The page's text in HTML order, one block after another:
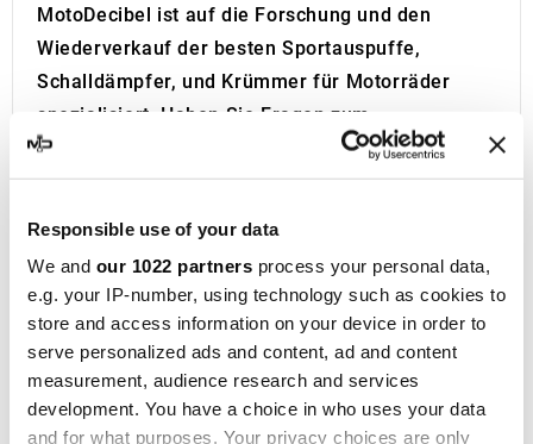
Responsible use of your data
We and our 1022 partners process your personal data,
e.g. your IP-number, using technology such as cookies to
store and access information on your device in order to
serve personalized ads and content, ad and content
measurement, audience research and services
development. You have a choice in who uses your data
and for what purposes. Your privacy choices are only
MotoDecibel ist auf die Forschung und den
Wiederverkauf der besten Sportauspuffe,
Schalldämpfer, und Krümmer für Motorräder
spezialisiert. Haben Sie Fragen zum
Schalldämpfer oder Auspuff Ihres Motorrads?
Kontaktiere uns!
Motorradrennsport, die bei mehr als 40 Händlern
auf fünf Kontinenten vertreten ist. Mit über
fünfzig Jahren Erfahrung entwickelt das
UnternehmenAuspuffanlagen und
Schalldämpfer für eine breite Palette von